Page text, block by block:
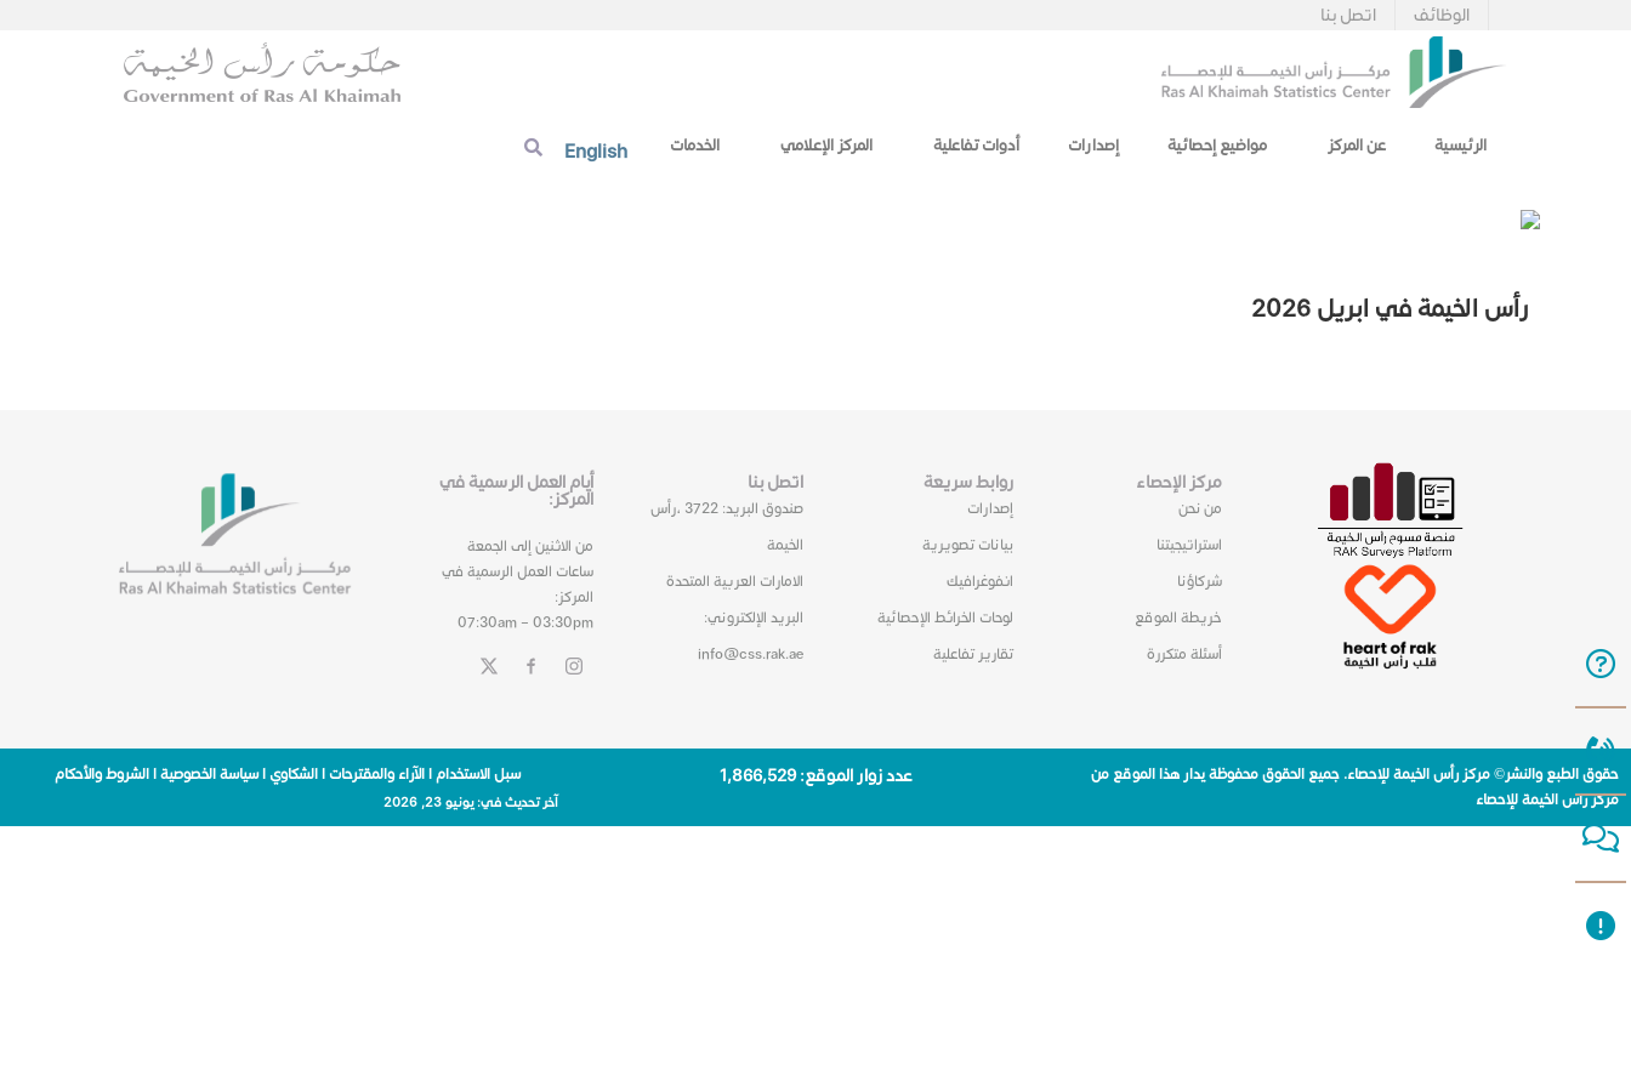
اتصل بنا الوظائف
الرئيسية عن المركز مواضيع إحصائية إصدارات أدوات تفاعلية المركز الإعلامي الخدمات English
رأس الخيمة في ابريل 2026
مركز الإحصاء
من نحن
استراتيجيتنا
شركاؤنا
خريطة الموقع
أسئلة متكررة
روابط سريعة
إصدارات
بيانات تصويرية
انفوغرافيك
لوحات الخرائط الإحصائية
تقارير تفاعلية
اتصل بنا
صندوق البريد: 3722 ،رأس
الخيمة
الامارات العربية المتحدة
البريد الإلكتروني:
info@css.rak.ae
أيام العمل الرسمية في
المركز:
من الاثنين إلى الجمعة
ساعات العمل الرسمية في
المركز:
07:30am – 03:30pm
حقوق الطبع والنشر© مركز رأس الخيمة للإحصاء. جميع الحقوق محفوظة يدار هذا الموقع من
مركز راس الخيمة للإحصاء
عدد زوار الموقع: 1٬866٬529 سبل الاستخدام |الآراء والمقترحات|الشكاوي|سياسة الخصوصية|الشروط والأحكام
آخر تحديث في:يونيو 23, 2026